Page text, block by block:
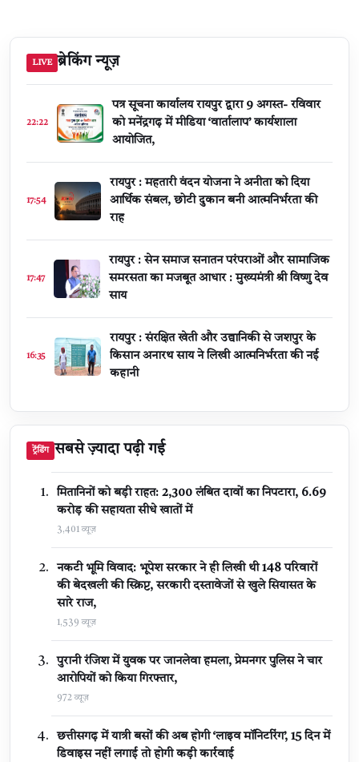
LIVE ब्रेकिंग न्यूज़
22:22
पत्र सूचना कार्यालय रायपुर द्वारा 9 अगस्त- रविवार
को मनेंद्रगढ़ में मीडिया ‘वार्तालाप’ कार्यशाला
आयोजित,
17:54
रायपुर : महतारी वंदन योजना ने अनीता को दिया
आर्थिक संबल, छोटी दुकान बनी आत्मनिर्भरता की
राह
17:47
रायपुर : सेन समाज सनातन परंपराओं और सामाजिक
समरसता का मजबूत आधार : मुख्यमंत्री श्री विष्णु देव
साय
16:35
रायपुर : संरक्षित खेती और उद्यानिकी से जशपुर के
किसान अनारथ साय ने लिखी आत्मनिर्भरता की नई
कहानी
ट्रेंडिंग सबसे ज़्यादा पढ़ी गई
मितानिनों को बड़ी राहत: 2,300 लंबित दावों का निपटारा, ₹6.69
करोड़ की सहायता सीधे खातों में
3,401 व्यूज़
नकटी भूमि विवाद: भूपेश सरकार ने ही लिखी थी 148 परिवारों
की बेदखली की स्क्रिप्ट, सरकारी दस्तावेजों से खुले सियासत के
सारे राज,
1,539 व्यूज़
पुरानी रंजिश में युवक पर जानलेवा हमला, प्रेमनगर पुलिस ने चार
आरोपियों को किया गिरफ्तार,
972 व्यूज़
छत्तीसगढ़ में यात्री बसों की अब होगी ‘लाइव मॉनिटरिंग’, 15 दिन में
डिवाइस नहीं लगाई तो होगी कड़ी कार्रवाई